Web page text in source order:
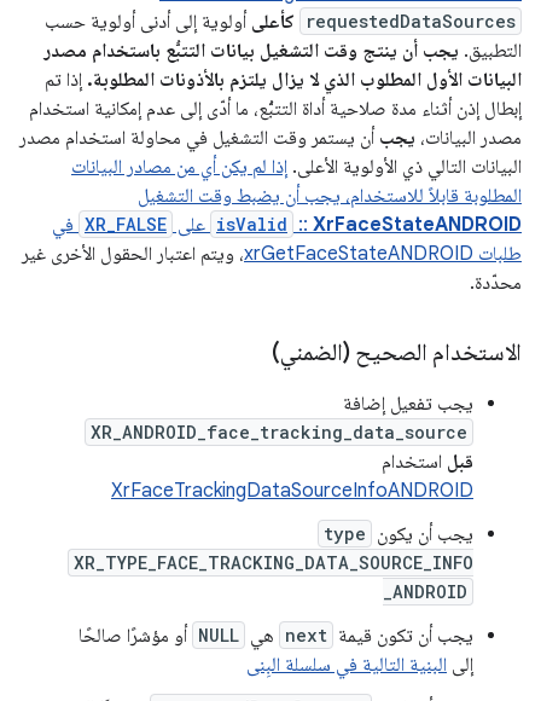
requestedDataSources كأعلى أولوية إلى أدنى أولوية حسب
التطبيق. يجب أن ينتج وقت التشغيل بيانات التتبُّع باستخدام مصدر
البيانات الأول المطلوب الذي لا يزال يلتزم بالأذونات المطلوبة. إذا تم
إبطال إذن أثناء مدة صلاحية أداة التتبُّع، ما أدّى إلى عدم إمكانية استخدام
مصدر البيانات، يجب أن يستمر وقت التشغيل في محاولة استخدام مصدر
البيانات التالي ذي الأولوية الأعلى. إذا لم يكن أي من مصادر البيانات
المطلوبة قابلاً للاستخدام، يجب أن يضبط وقت التشغيل
XrFaceStateANDROID
::
isValid على XR_FALSE في
طلبات xrGetFaceStateANDROID، ويتم اعتبار الحقول الأخرى غير
محدّدة.
الاستخدام الصحيح (الضمني)
يجب تفعيل إضافة
XR_ANDROID_face_tracking_data_source
قبل استخدام
XrFaceTrackingDataSourceInfoANDROID
يجب أن يكون type
XR_TYPE_FACE_TRACKING_DATA_SOURCE_INFO
_ANDROID
يجب أن تكون قيمة next هي NULL أو مؤشرًا صالحًا
إلى البنية التالية في سلسلة البِنى